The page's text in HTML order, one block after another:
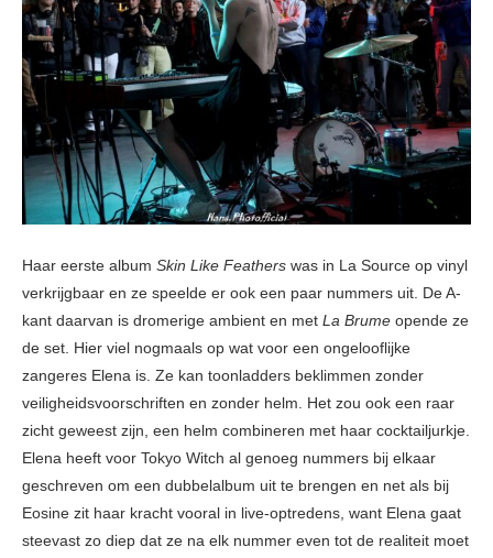
Haar eerste album Skin Like Feathers was in La Source op vinyl
verkrijgbaar en ze speelde er ook een paar nummers uit. De A-
kant daarvan is dromerige ambient en met La Brume opende ze
de set. Hier viel nogmaals op wat voor een ongelooflijke
zangeres Elena is. Ze kan toonladders beklimmen zonder
veiligheidsvoorschriften en zonder helm. Het zou ook een raar
zicht geweest zijn, een helm combineren met haar cocktailjurkje.
Elena heeft voor Tokyo Witch al genoeg nummers bij elkaar
geschreven om een dubbelalbum uit te brengen en net als bij
Eosine zit haar kracht vooral in live-optredens, want Elena gaat
steevast zo diep dat ze na elk nummer even tot de realiteit moet